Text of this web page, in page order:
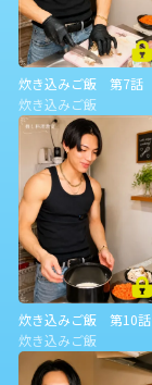
炊き込みご飯 第7話
炊き込みご飯
炊き込みご飯 第10話
炊き込みご飯